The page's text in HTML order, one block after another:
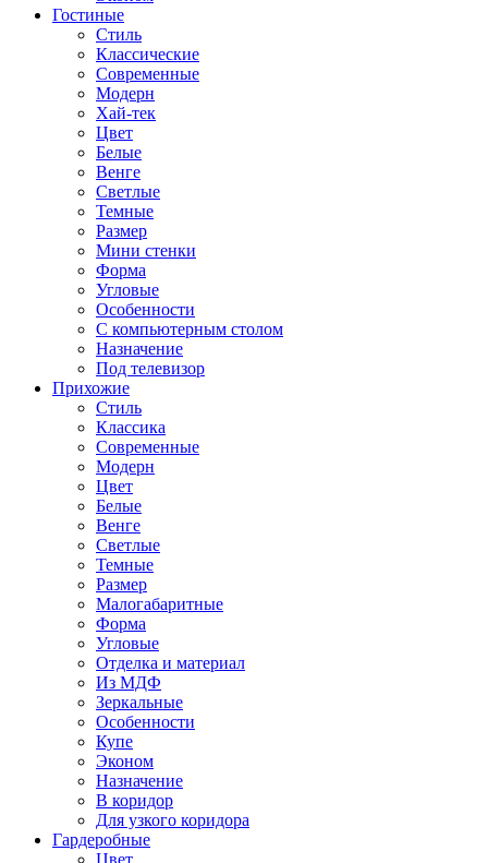
Гостиные
Стиль
Классические
Современные
Модерн
Хай-тек
Цвет
Белые
Венге
Светлые
Темные
Размер
Мини стенки
Форма
Угловые
Особенности
С компьютерным столом
Назначение
Под телевизор
Прихожие
Стиль
Классика
Современные
Модерн
Цвет
Белые
Венге
Светлые
Темные
Размер
Малогабаритные
Форма
Угловые
Отделка и материал
Из МДФ
Зеркальные
Особенности
Купе
Эконом
Назначение
В коридор
Для узкого коридора
Гардеробные
Цвет